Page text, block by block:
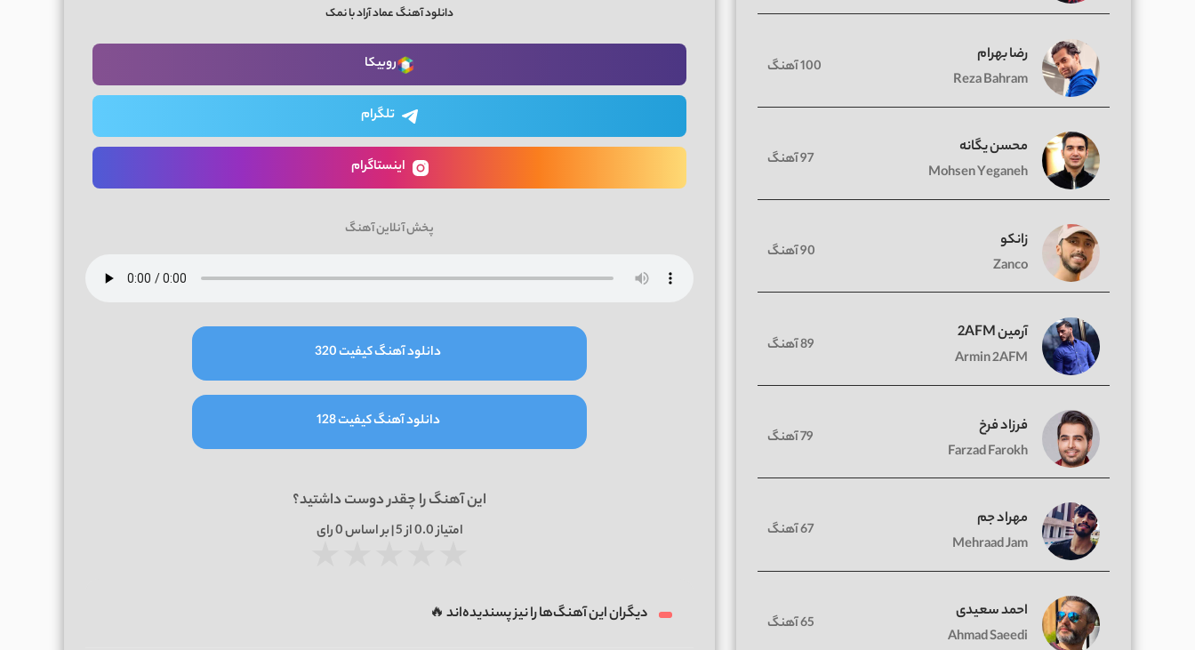
دانلود آهنگ عماد آراد با نمک
روبیکا
تلگرام
اینستاگرام
پخش آنلاین آهنگ
دانلود آهنگ کیفیت 320
دانلود آهنگ کیفیت 128
این آهنگ را چقدر دوست داشتید؟
امتیاز0.0از 5 | بر اساس 0رای
دیگران این آهنگ‌ها را نیز پسندیده‌اند 🔥
رضا بهرام
Reza Bahram
100 آهنگ
محسن یگانه
Mohsen Yeganeh
97 آهنگ
زانکو
Zanco
90 آهنگ
آرمین 2AFM
Armin 2AFM
89 آهنگ
فرزاد فرخ
Farzad Farokh
79 آهنگ
مهراد جم
Mehraad Jam
67 آهنگ
احمد سعیدی
Ahmad Saeedi
65 آهنگ